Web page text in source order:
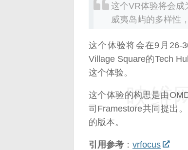
这个VR体验将会成
威夷岛屿的多样性
这个体验将会在9月26-
Village Square的Tech
这个体验。
这个体验的构思是由
司Framestore共同提出
的版本。
引用参考 ： vrfocus
映维